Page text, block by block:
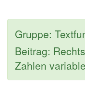
Gruppe:
Beitrag:
Zahlen